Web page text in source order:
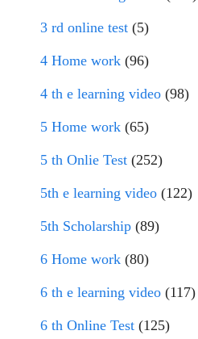
3 rd online test (5)
4 Home work (96)
4 th e learning video (98)
5 Home work (65)
5 th Onlie Test (252)
5th e learning video (122)
5th Scholarship (89)
6 Home work (80)
6 th e learning video (117)
6 th Online Test (125)